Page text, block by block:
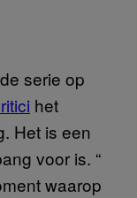
serie op
het
Het is een
voor is. “
waarop